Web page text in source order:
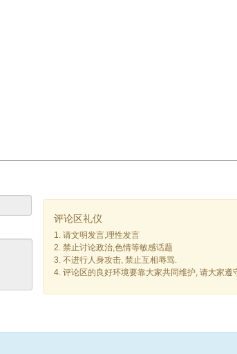
评论区礼仪
1. 请文明发言,理性发言
2. 禁止讨论政治,色情等敏感话题
3. 不进行人身攻击, 禁止互相辱骂.
4. 评论区的良好环境要靠大家共同维护, 请大家遵